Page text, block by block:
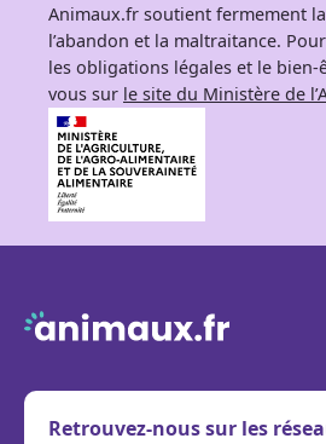
Animaux.fr soutient fermement
l’abandon et la maltraitance.
les obligations légales et le bien-
vous sur le site du Ministère de
Retrouvez-nous sur les